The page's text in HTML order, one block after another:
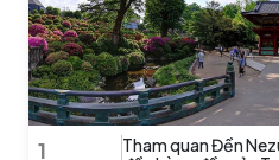
1
Tham quan Đền